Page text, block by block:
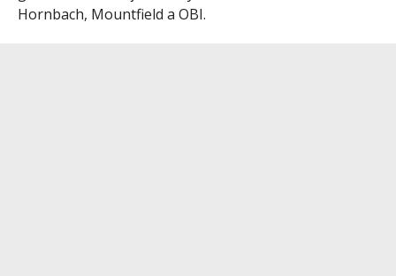
Hornbach, Mountfield a OBI.